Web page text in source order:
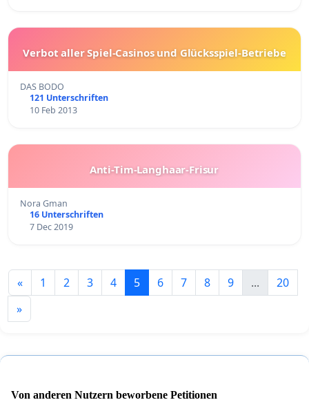
Verbot aller Spiel-Casinos und Glücksspiel-Betriebe
DAS BODO
121 Unterschriften
10 Feb 2013
Anti-Tim-Langhaar-Frisur
Nora Gman
16 Unterschriften
7 Dec 2019
« 1 2 3 4 5 6 7 8 9 ...
20
»
Von anderen Nutzern beworbene Petitionen